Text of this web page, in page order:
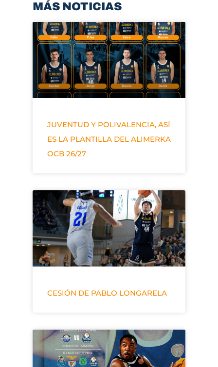
MÁS NOTICIAS
JUVENTUD Y POLIVALENCIA, ASÍ
ES LA PLANTILLA DEL ALIMERKA
OCB 26/27
CESIÓN DE PABLO LONGARELA